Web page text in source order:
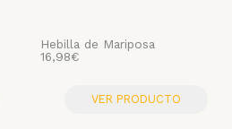
Hebilla de Mariposa
16,98€
VER PRODUCTO